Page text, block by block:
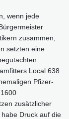
wenn jede
zusammen,
setzten eine
Local 638
Pfizer-
zusätzlicher
Druck auf die